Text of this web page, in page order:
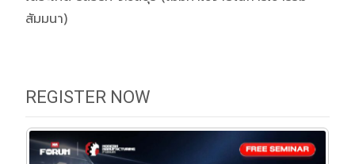
สัมมนา)
REGISTER NOW